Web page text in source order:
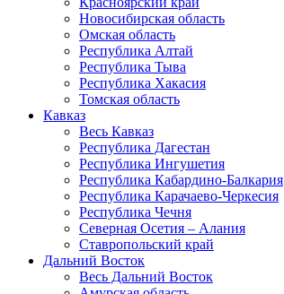
Новосибирская область
Омская область
Республика Алтай
Республика Тыва
Республика Хакасия
Томская область
Кавказ
Весь Кавказ
Республика Дагестан
Республика Ингушетия
Республика Кабардино-Балкария
Республика Карачаево-Черкесия
Республика Чечня
Северная Осетия – Алания
Ставропольский край
Дальний Восток
Весь Дальний Восток